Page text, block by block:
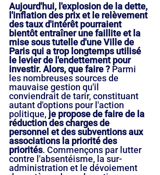
Aujourd'hui, l'explosion de la dette,
l'inflation des prix et le relèvement
des taux d'intérêt pourraient
bientôt entraîner une faillite et la
mise sous tutelle d'une Ville de
Paris qui a trop longtemps utilisé
le levier de l'endettement pour
investir. Alors, que faire ? Parmi
les nombreuses sources de
mauvaise gestion qu'il
conviendrait de tarir, constituant
autant d'options pour l'action
politique, je propose de faire de la
réduction des charges de
personnel et des subventions aux
associations la priorité des
priorités. Commençons par lutter
contre l'absentéisme, la sur-
administration et le dévoiement